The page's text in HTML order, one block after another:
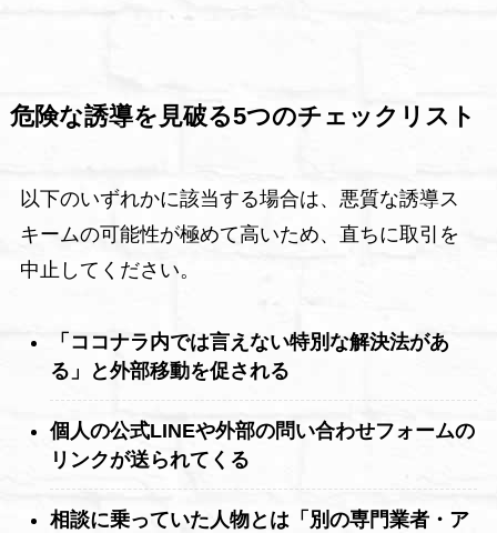
危険な誘導を見破る5つのチェックリスト
以下のいずれかに該当する場合は、悪質な誘導ス
キームの可能性が極めて高いため、直ちに取引を
中止してください。
「ココナラ内では言えない特別な解決法があ
る」と外部移動を促される
個人の公式LINEや外部の問い合わせフォームの
リンクが送られてくる
相談に乗っていた人物とは「別の専門業者・ア